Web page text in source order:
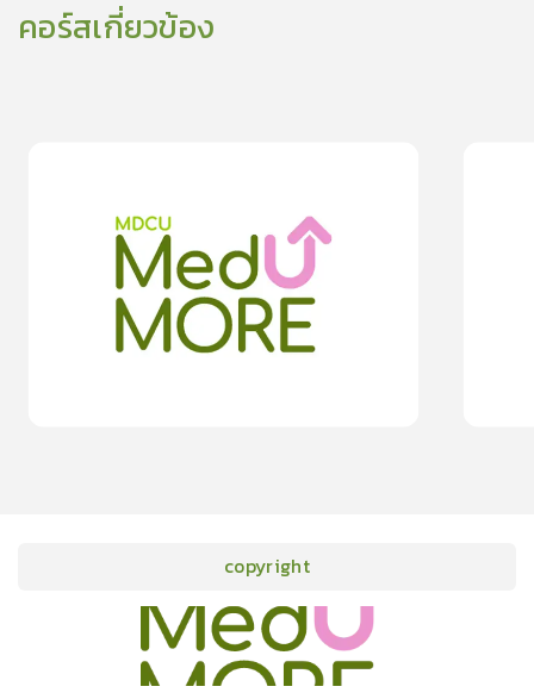
คอร์สเกี่ยวข้อง
ใจสั่น สัญญาณเตือนโรคอันตราย
0.0 0rating)
moreDetails
copyright
onlineCourses academicConferencesnewsinfographic